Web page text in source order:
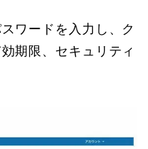
ワードを入力し、ク
期限、セキュリティ